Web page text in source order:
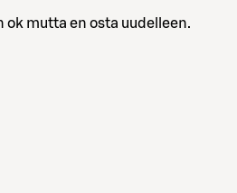
ok mutta en osta uudelleen.